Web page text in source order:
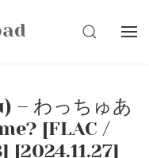
SEARCH
– わっちゅあ
[FLAC /
[2024.11.27]